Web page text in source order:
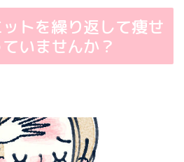
トを繰り返して痩せ
いませんか？